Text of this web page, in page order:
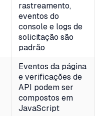
rastreamento,
eventos do
console e logs de
solicitação são
padrão
Eventos da página
e verificações de
API podem ser
compostos em
JavaScript